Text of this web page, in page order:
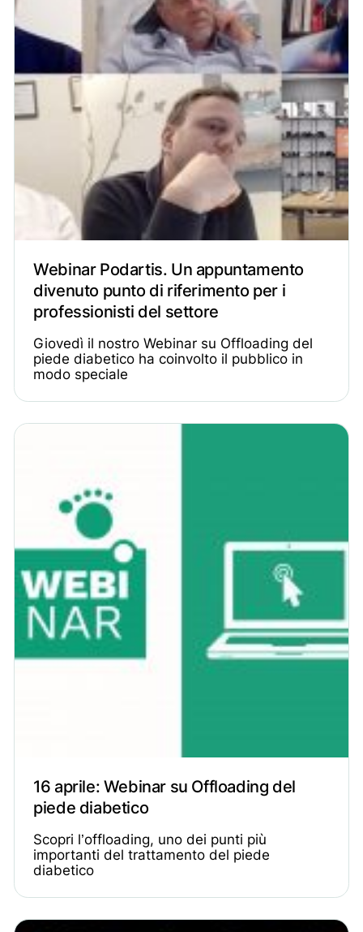
Webinar Podartis. Un appuntamento
divenuto punto di riferimento per i
professionisti del settore
Giovedì il nostro Webinar su Offloading del
piede diabetico ha coinvolto il pubblico in
modo speciale
16 aprile: Webinar su Offloading del
piede diabetico
Scopri l’offloading, uno dei punti più
importanti del trattamento del piede
diabetico